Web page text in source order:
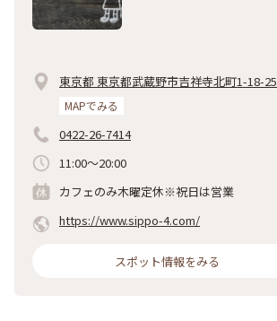
東京都 東京都武蔵野市吉祥寺北町1-18-25
MAPでみる
0422-26-7414
11:00〜20:00
カフェのみ木曜定休※祝日は営業
https://www.sippo-4.com/
スポット情報をみる